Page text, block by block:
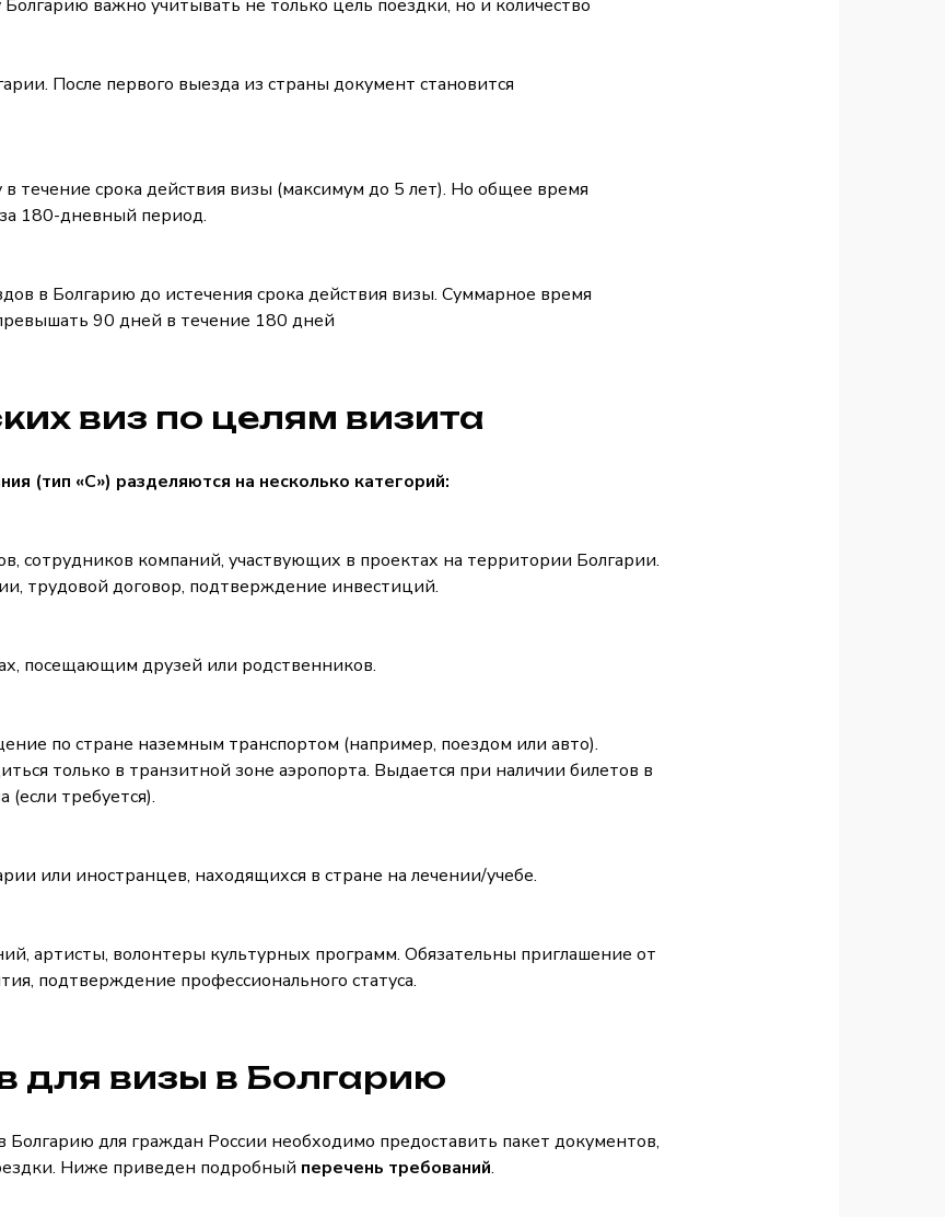
важно учитывать не только цель поездки, но и количество
После первого выезда из страны документ становится
течение срока действия визы (максимум до 5 лет). Но общее время
180-дневный период.
в Болгарию до истечения срока действия визы. Суммарное время
90 дней в течение 180 дней
виз по целям визита
(тип «C») разделяются на несколько категорий:
сотрудников компаний, участвующих в проектах на территории Болгарии.
трудовой договор, подтверждение инвестиций.
посещающим друзей или родственников.
по стране наземным транспортом (например, поездом или авто).
только в транзитной зоне аэропорта. Выдается при наличии билетов в
(если требуется).
или иностранцев, находящихся в стране на лечении/учебе.
артисты, волонтеры культурных программ. Обязательны приглашение от
подтверждение профессионального статуса.
для визы в Болгарию
для граждан России необходимо предоставить пакет документов,
Ниже приведен подробный перечень требований.